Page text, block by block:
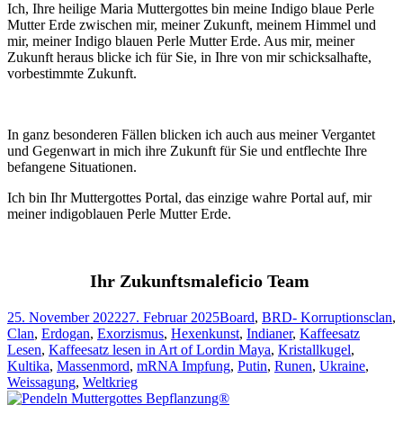
Ich, Ihre heilige Maria Muttergottes bin meine Indigo blaue Perle
Mutter Erde zwischen mir, meiner Zukunft, meinem Himmel und
mir, meiner Indigo blauen Perle Mutter Erde. Aus mir, meiner
Zukunft heraus blicke ich für Sie, in Ihre von mir schicksalhafte,
vorbestimmte Zukunft.
In ganz besonderen Fällen blicken ich auch aus meiner Vergantet
und Gegenwart in mich ihre Zukunft für Sie und entflechte Ihre
befangene Situationen.
Ich bin Ihr Muttergottes Portal, das einzige wahre Portal auf, mir
meiner indigoblauen Perle Mutter Erde.
Ihr Zukunftsmaleficio Team
Veröffentlicht
am
25. November 202227. Februar 2025Kategorien
Board, BRD- Korruptionsclan,
Clan, Erdogan, Exorzismus, Hexenkunst, Indianer, Kaffeesatz
Lesen, Kaffeesatz lesen in Art of Lordin Maya, Kristallkugel,
Kultika, Massenmord, mRNA Impfung, Putin, Runen, Ukraine,
Weissagung, Weltkrieg